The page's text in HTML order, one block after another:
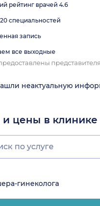
рейтинг врачей 4.6
специальностей
запись
все выходные
неактуальную
и цены в
гинеколога